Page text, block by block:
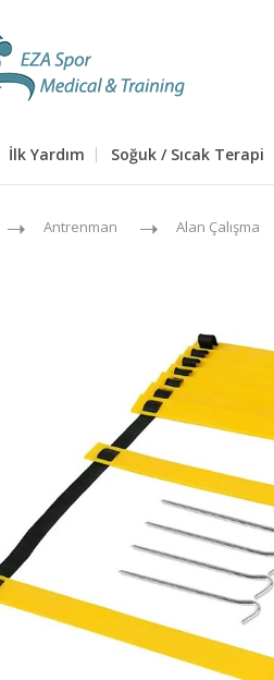
İlk Yardım Soğuk / Sıcak Terapi
Antrenman Alan Çalışma